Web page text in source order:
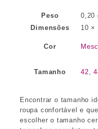
Peso
0,20
Dimensões
10 ×
Cor
Tamanho 42 ,
Encontrar o tamanho
roupa confortável e
escolher o tamanho